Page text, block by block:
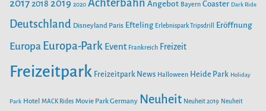
e
n
o
o
g
r
b
e
20172018 2019 2020 Achterbahn Angebot Bayern Coaster Dark Ride
Deutschland Disneyland Paris Efteling Erlebnispark Tripsdrill Eröffnung
Europa Europa-Park Event Frankreich Freizeit
Freizeitpark Freizeitpark News Halloween Heide Park Holiday
Park Hotel MACK Rides Movie Park Germany Neuheit Neuheit 2019 Neuheit